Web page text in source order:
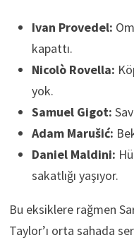
Ivan Provedel:
kapattı.
Nicolò Rovella:
yok.
Samuel Gigot:
Adam Marušić:
Daniel Maldini:
sakatlığı yaşıyor.
Bu eksiklere rağmen
Taylor’ı orta sahada